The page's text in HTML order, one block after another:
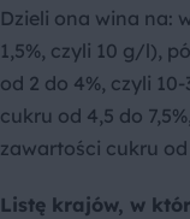
Dzieli ona wina na:
1,5%, czyli 10 g/l),
od 2 do 4%, czyli
cukru od 4,5 do
zawartości cukru od
Listę krajów, w